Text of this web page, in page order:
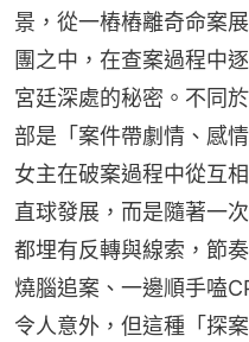
景，從一樁樁離奇命案
團之中，在查案過程中
宮廷深處的秘密。不同
部是「案件帶劇情、感
女主在破案過程中從互
直球發展，而是隨著一
都埋有反轉與線索，節
燒腦追案、一邊順手嗑
令人意外，但這種「探